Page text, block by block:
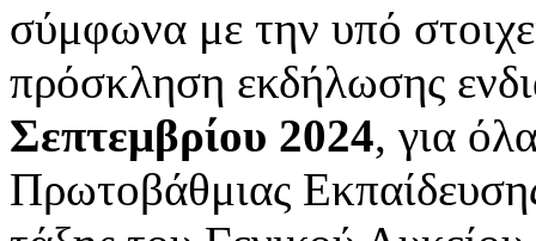
σύμφωνα με την υπό
πρόσκληση εκδήλωσης
Σεπτεμβρίου 2024, για
Πρωτοβάθμιας